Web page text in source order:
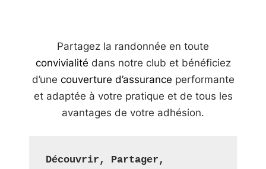
Partagez la randonnée en toute
convivialité dans notre club et bénéficiez
d’une couverture d’assurance performante
et adaptée à votre pratique et de tous les
avantages de votre adhésion.
Découvrir, Partager,